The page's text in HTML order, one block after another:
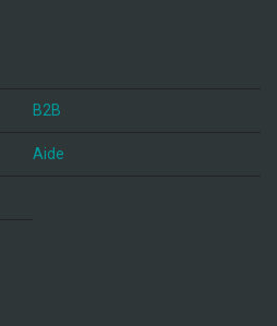
B2B
Aide